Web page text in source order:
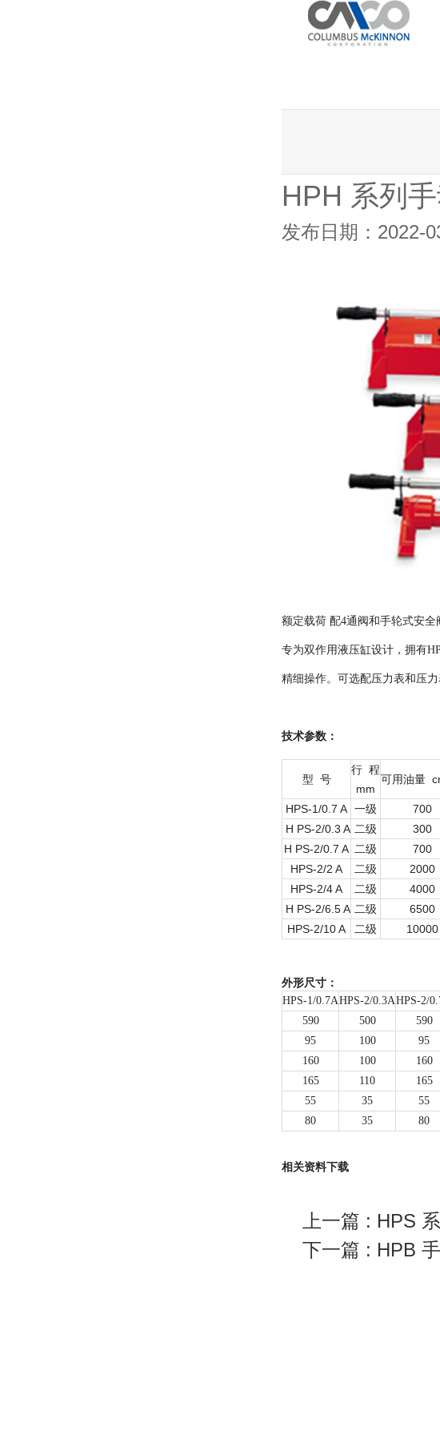
HPH 系列
发布日期：2022-
额定载荷 配4通阀和手轮式安全
专为双作用液压缸设计，拥有
精细操作。可选配压力表和压力
技术参数：
型 号
行 程
mm
可用油量
HPS-1/0.7 A 一级 700
H PS-2/0.3 A 二级 300
H PS-2/0.7 A 二级 700
HPS-2/2 A
二级 2000
HPS-2/4 A
二级 4000
H PS-2/6.5 A 二级 6500
HPS-2/10 A
二级 10000
外形尺寸：
HPS-1/0.7AHPS-2/0.3AHPS-2/
590
500 590
95
100 95
160
100 160
165
110 165
55
35 55
80
35 80
相关资料下载
上一篇 : HPS
下一篇 : HPB